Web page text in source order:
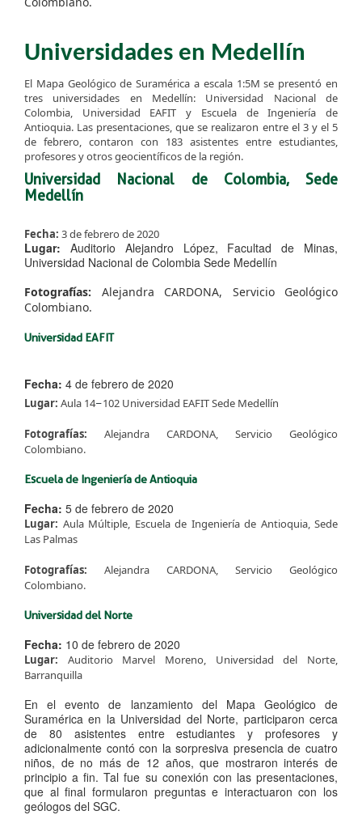
Universidades en Medellín
​El Mapa Geológico de Suramérica a escala 1:5M se presentó en
tres universidades en Medellín: Universidad Nacional de
Colombia, Universidad EAFIT y Escuela de Ingeniería de
Antioquia. Las presentaciones, que se realizaron entre el 3 y el 5
de febrero, contaron con 183 asistentes entre estudiantes,
profesores y otros geocientíficos de la región.
Universidad Nacional de Colombia, Sede
Medellín
F​echa: 3 de febrero de 2020
Lugar: Auditorio Alejandro López, Facultad de Minas,
Universidad Nacional de Colombia Sede Medellín
Fotografías: Alejandra CARDONA, Servicio Geológico
Colombiano.
​Universidad EAFIT
Fecha: 4 de febrero de 2020
Lugar: Aula 14–​102 Universidad EAFIT Sede Medellín
Fotografías: Alejandra CARDONA, Servicio Geológico
Colombiano. ​
Escuela de Ingeniería de Antioquia
Fecha: 5 de febrero de 2020
Lugar: Aula Múltiple, Escuela de Ingeniería de Antioquia, Sede
Las Palmas
Fotografías: Alejandra CARDONA, Servicio Geológico
Colombiano. ​
Universidad del Norte
Fecha: 10 de febrero de 2020
Lugar: Auditorio Marvel Moreno, Universidad del Norte,
Barranquilla
En el evento de lanzamiento del Mapa Geológico de
Suramérica en la Universidad del Norte, participaron cerca
de 80 asistentes entre estudiantes y profesores y
adicionalmente contó con la sorpresiva presencia de cuatro
niños, de no más de 12 años, que mostraron interés de
principio a fin. Tal fue su conexión con las presentaciones,
que al final formularon preguntas e interactuaron con los
geólogos del SGC.